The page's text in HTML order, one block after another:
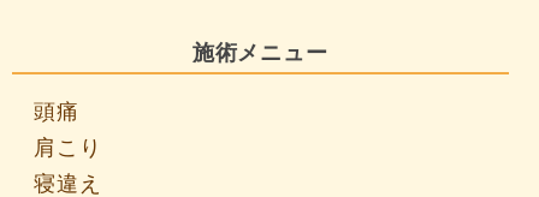
施術メニュー
頭痛
肩こり
寝違え